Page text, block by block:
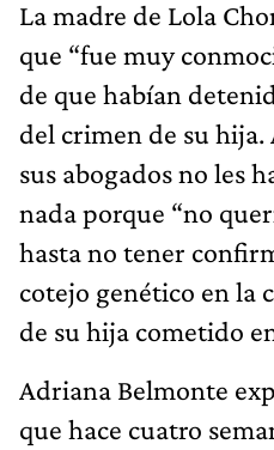
La madre de Lola
que “fue muy
de que habían
del crimen de su hija.
sus abogados no les
nada porque “no
hasta no tener
cotejo genético en la
de su hija cometido
Adriana Belmonte
que hace cuatro